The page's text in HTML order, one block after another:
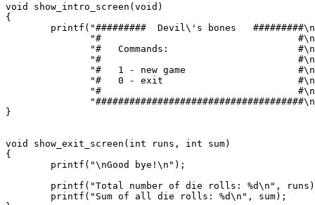
void show_intro_screen(void)
{
printf("#########  Devil\'s bones
"#
"#   Commands:
"#
"#   1 - new game
"#   0 - exit
"#
}
void show_exit_screen(int runs, int sum)
{
        printf("\nGood bye!\n");
printf("Total number of die rolls: %d\n",
        printf("Sum of all die rolls: %d\n", sum);